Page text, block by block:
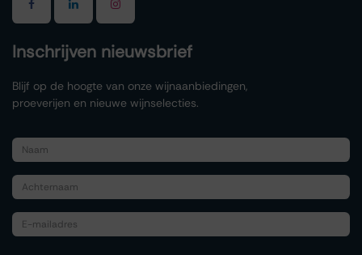
Inschrijven nieuwsbrief
Blijf op de hoogte van onze wijnaanbiedingen,
proeverijen en nieuwe wijnselecties.